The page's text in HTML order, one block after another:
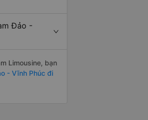
Đảo -
Limousine, bạn
- Vĩnh Phúc đi